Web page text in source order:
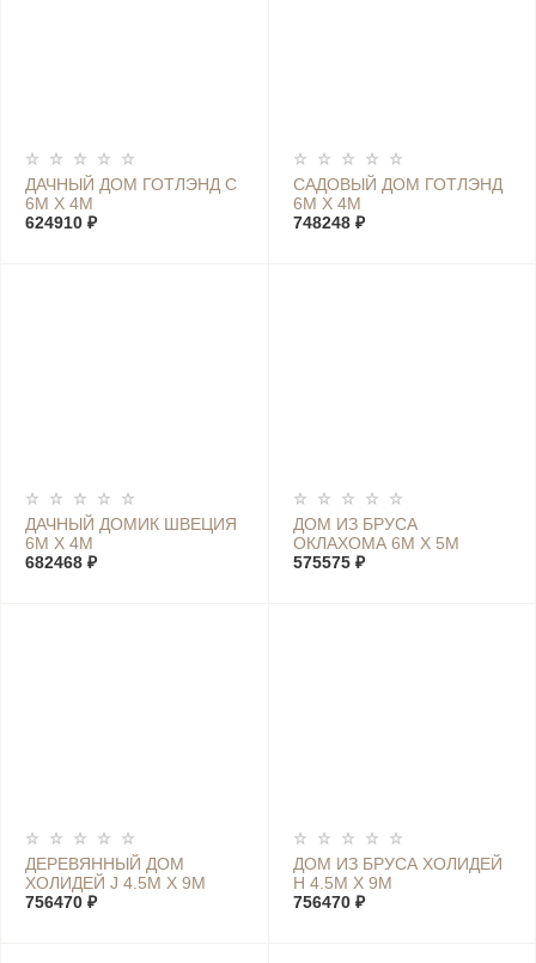
ДАЧНЫЙ ДОМ ГОТЛЭНД С
6М Х 4М
624910 ₽
САДОВЫЙ ДОМ ГОТЛЭНД
6М Х 4М
748248 ₽
ДАЧНЫЙ ДОМИК ШВЕЦИЯ
6М Х 4М
682468 ₽
ДОМ ИЗ БРУСА
ОКЛАХОМА 6М Х 5М
575575 ₽
ДЕРЕВЯННЫЙ ДОМ
ХОЛИДЕЙ J 4.5М Х 9М
756470 ₽
ДОМ ИЗ БРУСА ХОЛИДЕЙ
Н 4.5М Х 9М
756470 ₽